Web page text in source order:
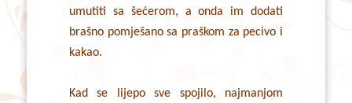
umutiti sa šećerom, a onda im dodati
brašno pomješano sa praškom za pecivo i
kakao.
Kad se lijepo sve spojilo, najmanjom